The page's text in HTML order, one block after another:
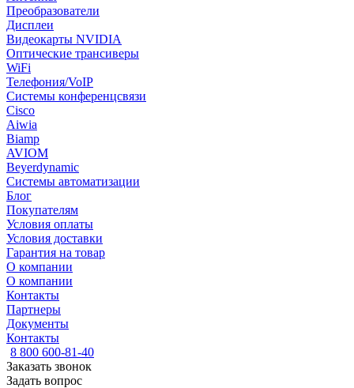
Преобразователи
Дисплеи
Видеокарты NVIDIA
Оптические трансиверы
WiFi
Телефония/VoIP
Системы конференцсвязи
Cisco
Aiwia
Biamp
AVIOM
Beyerdynamic
Системы автоматизации
Блог
Покупателям
Условия оплаты
Условия доставки
Гарантия на товар
О компании
О компании
Контакты
Партнеры
Документы
Контакты
8 800 600-81-40
Заказать звонок
Задать вопрос